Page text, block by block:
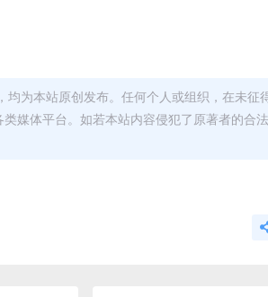
为本站原创发布。任何个人或组织，在未征
媒体平台。如若本站内容侵犯了原著者的合